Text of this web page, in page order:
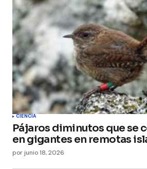
CIENCIA
Pájaros diminutos que se
en gigantes en remotas
por junio 18, 2026